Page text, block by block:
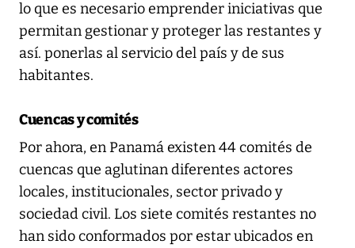
lo que es necesario emprender iniciativas que
permitan gestionar y proteger las restantes y
así. ponerlas al servicio del país y de sus
habitantes.
Cuencas y comités
Por ahora, en Panamá existen 44 comités de
cuencas que aglutinan diferentes actores
locales, institucionales, sector privado y
sociedad civil. Los siete comités restantes no
han sido conformados por estar ubicados en